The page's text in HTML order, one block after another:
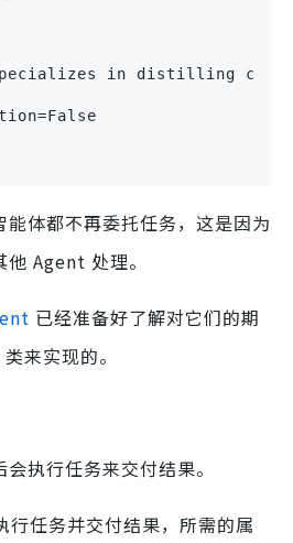
in distilling
体都不再委托任务，这是因为
Agent 处理。
已经准备好了解对它们的期
来实现的。
执行任务来交付结果。
任务并交付结果，所需的属